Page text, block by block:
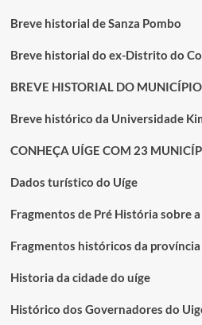
Breve historial de Sanza Pombo
Breve historial do ex-Distrito do
BREVE HISTORIAL DO
Breve histórico da Universidade
CONHEÇA UÍGE COM 23
Dados turístico do Uíge
Fragmentos de Pré História sobre
Fragmentos históricos da província
Historia da cidade do uíge
Histórico dos Governadores do